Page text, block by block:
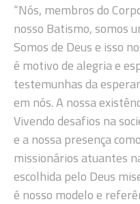
“Nós, membros do
nosso Batismo, somos
Somos de Deus e isso
é motivo de alegria e
testemunhas da
em nós. A nossa
Vivendo desafios na
e a nossa presença
missionários atuantes
escolhida pelo Deus
é nosso modelo e